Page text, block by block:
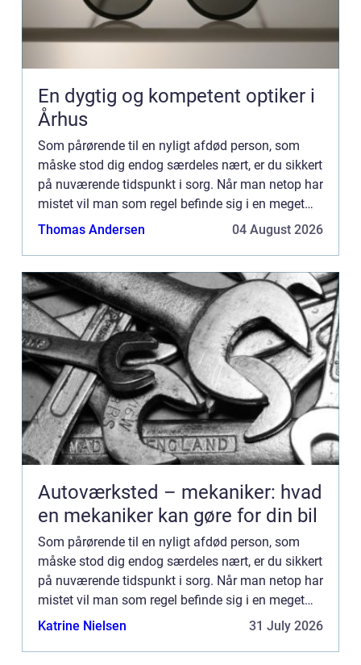
En dygtig og kompetent optiker i
Århus
Som pårørende til en nyligt afdød person, som
måske stod dig endog særdeles nært, er du sikkert
på nuværende tidspunkt i sorg. Når man netop har
mistet vil man som regel befinde sig i en meget
smertefuld tilstand af sorg over sit tab og savnet
Thomas Andersen 04 August 2026
Autoværksted – mekaniker: hvad
en mekaniker kan gøre for din bil
Som pårørende til en nyligt afdød person, som
måske stod dig endog særdeles nært, er du sikkert
på nuværende tidspunkt i sorg. Når man netop har
mistet vil man som regel befinde sig i en meget
smertefuld tilstand af sorg over sit tab og savnet
Katrine Nielsen 31 July 2026